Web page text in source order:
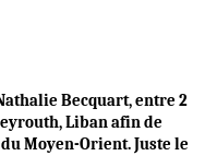
Becquart, entre 2
Liban afin de
Moyen-Orient. Juste le